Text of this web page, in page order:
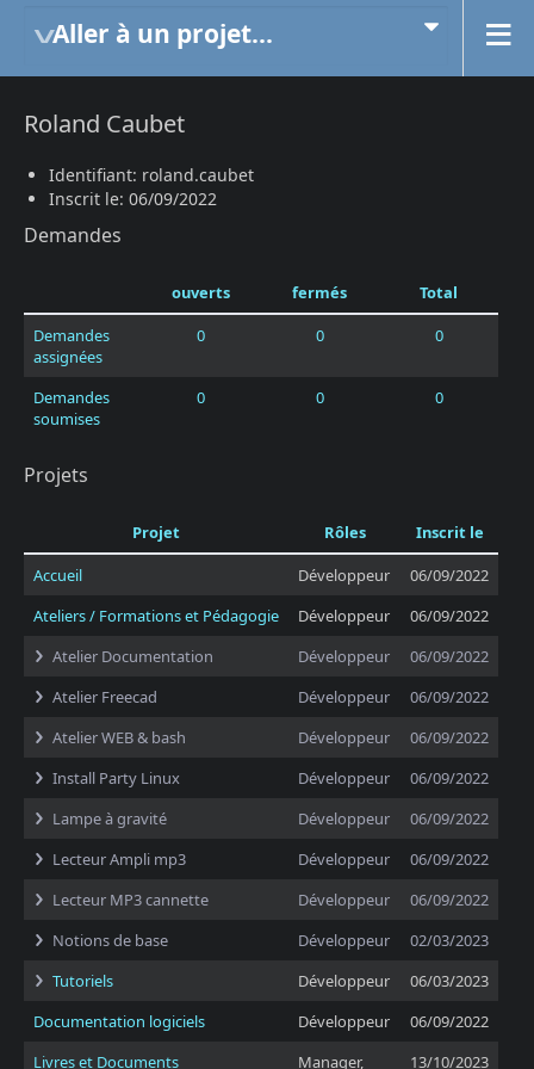
Aller à un projet...
Roland Caubet
Identifiant: roland.caubet
Inscrit le: 06/09/2022
Demandes
ouverts fermés
Total
Demandes
assignées
0 0 0
Demandes
soumises
0 0 0
Projets
Projet Rôles
Inscrit le
Accueil
Développeur
06/09/2022
Ateliers / Formations et Pédagogie
Développeur
06/09/2022
Atelier Documentation
Développeur
06/09/2022
Atelier Freecad
Développeur
06/09/2022
Atelier WEB & bash
Développeur
06/09/2022
Install Party Linux
Développeur
06/09/2022
Lampe à gravité
Développeur
06/09/2022
Lecteur Ampli mp3
Développeur
06/09/2022
Lecteur MP3 cannette
Développeur
06/09/2022
Notions de base
Développeur
02/03/2023
Tutoriels
Développeur
06/03/2023
Documentation logiciels
Développeur
06/09/2022
Livres et Documents
Manager, 13/10/2023